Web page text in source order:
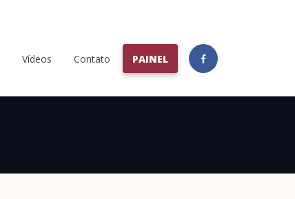
Vídeos Contato PAINEL